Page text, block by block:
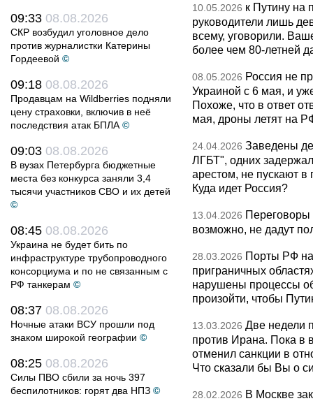
09:33 08.08.2026
СКР возбудил уголовное дело
против журналистки Катерины
Гордеевой ©
09:18 08.08.2026
Продавцам на Wildberries подняли
цену страховки, включив в неё
последствия атак БПЛА ©
09:03 08.08.2026
В вузах Петербурга бюджетные
места без конкурса заняли 3,4
тысячи участников СВО и их детей
©
08:45 08.08.2026
Украина не будет бить по
инфраструктуре трубопроводного
консорциума и по не связанным с
РФ танкерам ©
08:37 08.08.2026
Ночные атаки ВСУ прошли под
знаком широкой географии ©
08:25 08.08.2026
Силы ПВО сбили за ночь 397
беспилотников: горят два НПЗ ©
10.05.2026 к Путину на
руководители лишь
всему, уговорили.
более чем 80-летней
08.05.2026 Россия не
Украиной с 6 мая, и
Похоже, что в ответ
мая, дроны летят на
24.04.2026 Заведены
ЛГБТ", одних
арестом, не пускают
Куда идет Россия?
13.04.2026
возможно, не дадут
28.03.2026 Порты РФ
приграничных
нарушены процессы
произойти, чтобы
13.03.2026 Две недели
против Ирана. Пока в
отменил санкции в
Что сказали бы Вы о
28.02.2026 В Москве